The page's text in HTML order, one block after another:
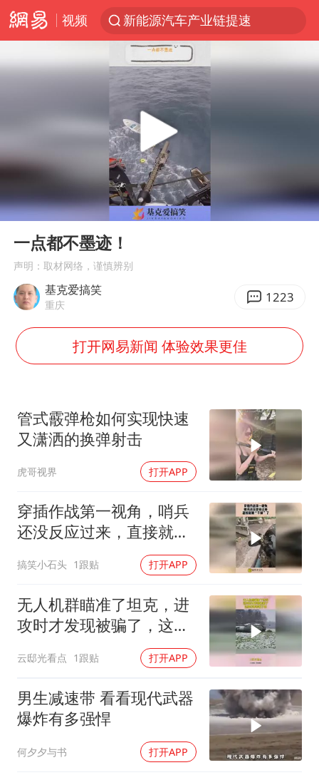
视频
新能源汽车产业链提速
费大厨不自称“大王”了
SK海力士回应“或出售重庆工厂”传闻
大疆错失宇树
演员秦焰去世 曾出演《狂飙》
7月CPI同比上涨0.5% 经济内生增长动力持续增强
成都多趟列车临时停运
货车高速制动失灵 交警护航化险为夷
下党之路
Play
00:00 00:22
一点都不墨迹！
声明：取材网络，谨慎辨别
基克爱搞笑
重庆 1223
打开网易新闻 体验效果更佳
管式霰弹枪如何实现快速
又潇洒的换弹射击
虎哥视界 打开APP
穿插作战第一视角，哨兵
还没反应过来，直接就被
搞笑小石头 1跟贴 打开APP
无人机群瞄准了坦克，进
攻时才发现被骗了，这操
云邸光看点 1跟贴 打开APP
男生减速带 看看现代武器
爆炸有多强悍
何夕夕与书 打开APP